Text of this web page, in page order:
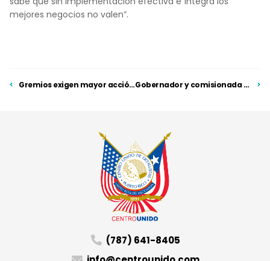
mejores negocios no valen”.
Gremios exigen mayor acción para reactivar sector empresarial Gobernador y comisionada residente presentan iniciativas a favor de las pymes
(787) 641-8405